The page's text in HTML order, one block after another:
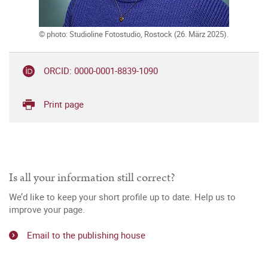
© photo: Studioline Fotostudio, Rostock (26. März 2025).
ORCID: 0000-0001-8839-1090
Print page
Is all your information still correct?
We’d like to keep your short profile up to date. Help us to
improve your page.
Email to the publishing house